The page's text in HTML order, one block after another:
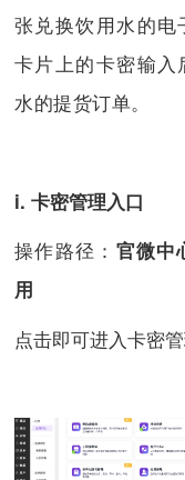
张兑换饮用水的电
卡片上的卡密输入
水的提货订单。
i. 卡密管理入口
操作路径： 官微中
用
点击即可进入卡密管